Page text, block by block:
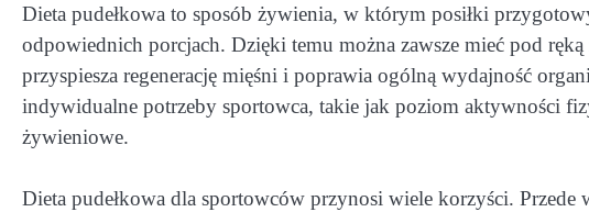
Dieta pudełkowa to sposób żywienia, w którym posiłki
odpowiednich porcjach. Dzięki temu można zawsze mieć pod
przyspiesza regenerację mięśni i poprawia ogólną wydajność
indywidualne potrzeby sportowca, takie jak poziom aktywności
żywieniowe.
Dieta pudełkowa dla sportowców przynosi wiele korzyści.